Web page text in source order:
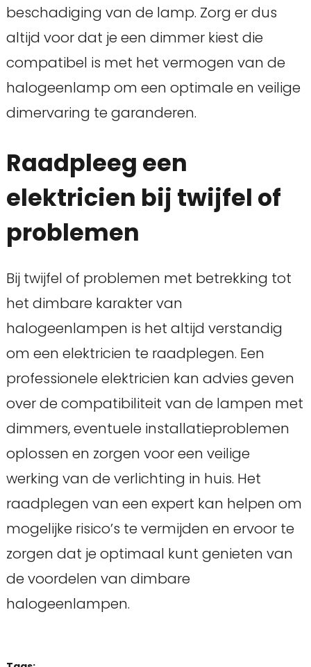
beschadiging van de lamp. Zorg er dus
altijd voor dat je een dimmer kiest die
compatibel is met het vermogen van de
halogeenlamp om een optimale en veilige
dimervaring te garanderen.
Raadpleeg een
elektricien bij twijfel of
problemen
Bij twijfel of problemen met betrekking tot
het dimbare karakter van
halogeenlampen is het altijd verstandig
om een elektricien te raadplegen. Een
professionele elektricien kan advies geven
over de compatibiliteit van de lampen met
dimmers, eventuele installatieproblemen
oplossen en zorgen voor een veilige
werking van de verlichting in huis. Het
raadplegen van een expert kan helpen om
mogelijke risico’s te vermijden en ervoor te
zorgen dat je optimaal kunt genieten van
de voordelen van dimbare
halogeenlampen.